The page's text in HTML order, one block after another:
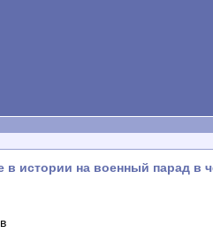
истории на военный парад в